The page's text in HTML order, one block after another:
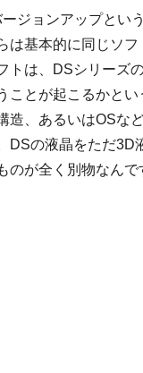
ジョンアップとい
は基本的に同じソフ
トは、DSシリーズ
ことが起こるかと
造、あるいはOSな
DSの液晶をただ3D
が全く別物なんで